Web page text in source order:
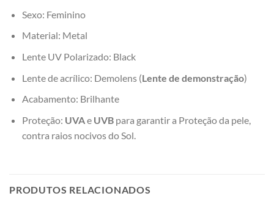
Sexo: Feminino
Material: Metal
Lente UV Polarizado: Black
Lente de acrílico: Demolens (Lente de demonstração)
Acabamento: Brilhante
Proteção: UVAe UVB para garantir a Proteção da pele,
contra raios nocivos do Sol.
PRODUTOS RELACIONADOS